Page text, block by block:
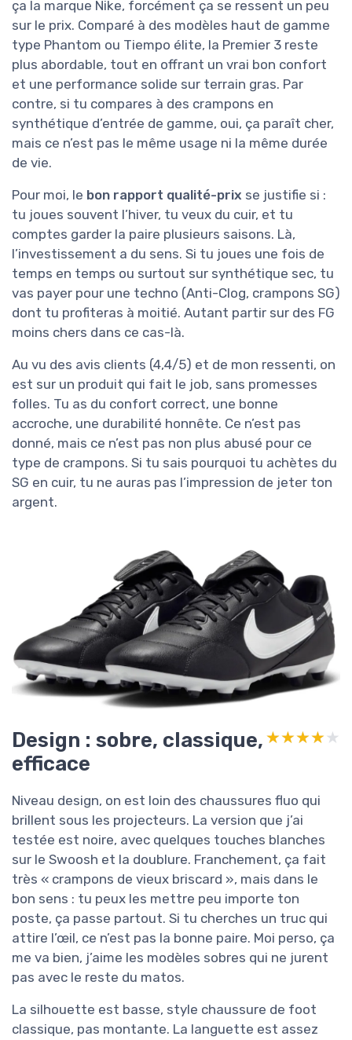
ça la marque Nike, forcément ça se ressent un peu
sur le prix. Comparé à des modèles haut de gamme
type Phantom ou Tiempo élite, la Premier 3 reste
plus abordable, tout en offrant un vrai bon confort
et une performance solide sur terrain gras. Par
contre, si tu compares à des crampons en
synthétique d’entrée de gamme, oui, ça paraît cher,
mais ce n’est pas le même usage ni la même durée
de vie.
Pour moi, le bon rapport qualité-prix se justifie si :
tu joues souvent l’hiver, tu veux du cuir, et tu
comptes garder la paire plusieurs saisons. Là,
l’investissement a du sens. Si tu joues une fois de
temps en temps ou surtout sur synthétique sec, tu
vas payer pour une techno (Anti-Clog, crampons SG)
dont tu profiteras à moitié. Autant partir sur des FG
moins chers dans ce cas-là.
Au vu des avis clients (4,4/5) et de mon ressenti, on
est sur un produit qui fait le job, sans promesses
folles. Tu as du confort correct, une bonne
accroche, une durabilité honnête. Ce n’est pas
donné, mais ce n’est pas non plus abusé pour ce
type de crampons. Si tu sais pourquoi tu achètes du
SG en cuir, tu ne auras pas l’impression de jeter ton
argent.
Design : sobre, classique,
efficace
★★★★★
★★★★★
Niveau design, on est loin des chaussures fluo qui
brillent sous les projecteurs. La version que j’ai
testée est noire, avec quelques touches blanches
sur le Swoosh et la doublure. Franchement, ça fait
très « crampons de vieux briscard », mais dans le
bon sens : tu peux les mettre peu importe ton
poste, ça passe partout. Si tu cherches un truc qui
attire l’œil, ce n’est pas la bonne paire. Moi perso, ça
me va bien, j’aime les modèles sobres qui ne jurent
pas avec le reste du matos.
La silhouette est basse, style chaussure de foot
classique, pas montante. La languette est assez